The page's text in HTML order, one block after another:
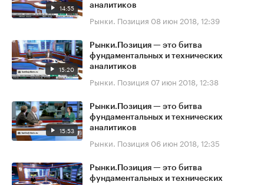
14:55
аналитиков
Рынки. Позиция 08 июн 2018, 12:39
15:20
Рынки.Позиция — это битва
фундаментальных и технических
аналитиков
Рынки. Позиция 07 июн 2018, 12:38
15:53
Рынки.Позиция — это битва
фундаментальных и технических
аналитиков
Рынки. Позиция 06 июн 2018, 12:35
Рынки.Позиция — это битва
фундаментальных и технических